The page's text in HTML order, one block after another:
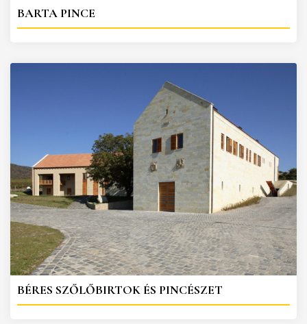
BARTA PINCE
BÉRES SZŐLŐBIRTOK ÉS PINCÉSZET